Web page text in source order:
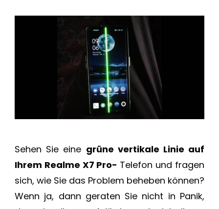
Sehen Sie eine grüne vertikale Linie auf
Ihrem Realme X7 Pro- Telefon und fragen
sich, wie Sie das Problem beheben können?
Wenn ja, dann geraten Sie nicht in Panik,